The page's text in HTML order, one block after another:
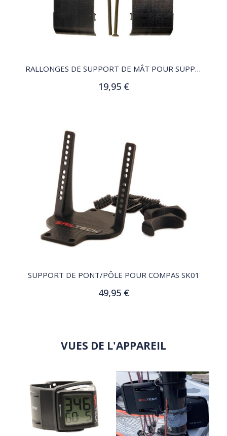
RALLONGES DE SUPPORT DE MÂT POUR SUPPORT SK04
19,95 €
Ajouter au panier
SUPPORT DE PONT/PÔLE POUR COMPAS SK01
49,95 €
Ajouter au panier
VUES DE L'APPAREIL